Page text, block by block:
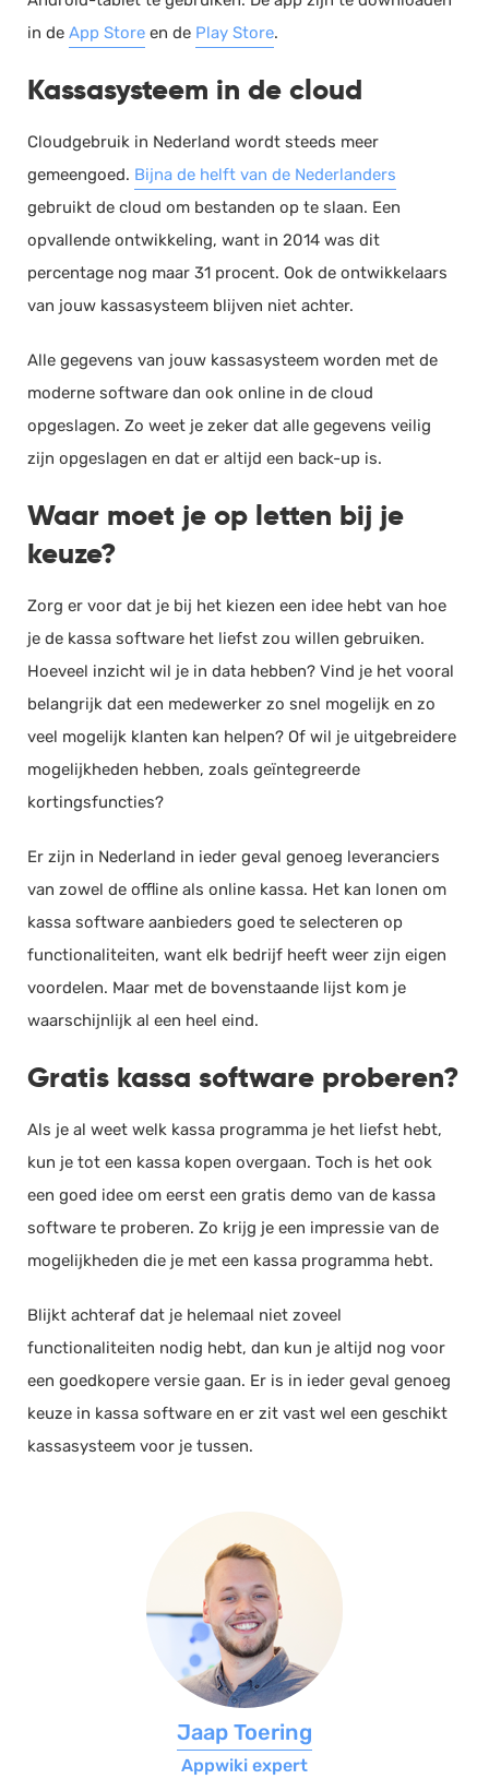
in de App Store en de Play Store.
Kassasysteem in de cloud
Cloudgebruik in Nederland wordt steeds meer
gemeengoed. Bijna de helft van de Nederlanders
gebruikt de cloud om bestanden op te slaan. Een
opvallende ontwikkeling, want in 2014 was dit
percentage nog maar 31 procent. Ook de ontwikkelaars
van jouw kassasysteem blijven niet achter.
Alle gegevens van jouw kassasysteem worden met de
moderne software dan ook online in de cloud
opgeslagen. Zo weet je zeker dat alle gegevens veilig
zijn opgeslagen en dat er altijd een back-up is.
Waar moet je op letten bij je
keuze?
Zorg er voor dat je bij het kiezen een idee hebt van hoe
je de kassa software het liefst zou willen gebruiken.
Hoeveel inzicht wil je in data hebben? Vind je het vooral
belangrijk dat een medewerker zo snel mogelijk en zo
veel mogelijk klanten kan helpen? Of wil je uitgebreidere
mogelijkheden hebben, zoals geïntegreerde
kortingsfuncties?
Er zijn in Nederland in ieder geval genoeg leveranciers
van zowel de offline als online kassa. Het kan lonen om
kassa software aanbieders goed te selecteren op
functionaliteiten, want elk bedrijf heeft weer zijn eigen
voordelen. Maar met de bovenstaande lijst kom je
waarschijnlijk al een heel eind.
Gratis kassa software proberen?
Als je al weet welk kassa programma je het liefst hebt,
kun je tot een kassa kopen overgaan. Toch is het ook
een goed idee om eerst een gratis demo van de kassa
software te proberen. Zo krijg je een impressie van de
mogelijkheden die je met een kassa programma hebt.
Blijkt achteraf dat je helemaal niet zoveel
functionaliteiten nodig hebt, dan kun je altijd nog voor
een goedkopere versie gaan. Er is in ieder geval genoeg
keuze in kassa software en er zit vast wel een geschikt
kassasysteem voor je tussen.
Jaap Toering
Appwiki expert